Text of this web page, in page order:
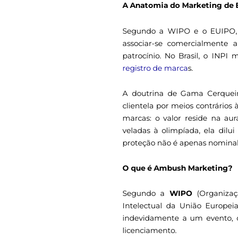
A Anatomia do Marketing de
Segundo a WIPO e o
associar-se
patrocínio. No Brasil, o INPI
registro de marcas.
A doutrina de Gama
clientela por meios contrários
marcas: o valor reside na
veladas à olimpíada, ela
proteção não é apenas
O que é Ambush Marketing?
Segundo a WIPO
Intelectual da União
indevidamente a um evento,
licenciamento.